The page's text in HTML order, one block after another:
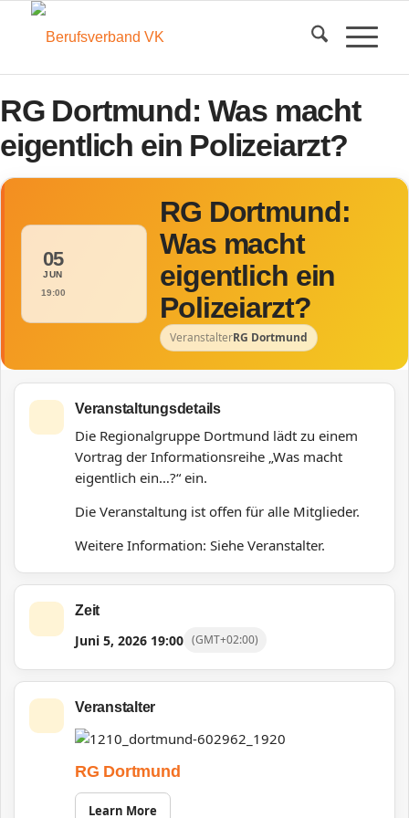
RG Dortmund: Was macht
eigentlich ein Polizeiarzt?
05
JUN
19:00
RG Dortmund:
Was macht
eigentlich ein
Polizeiarzt?
VeranstalterRG Dortmund
Veranstaltungsdetails
Die Regionalgruppe Dortmund lädt zu einem
Vortrag der Informationsreihe „Was macht
eigentlich ein…?“ ein.
Die Veranstaltung ist offen für alle Mitglieder.
Weitere Information: Siehe Veranstalter.
Zeit
Juni 5, 2026 19:00 (GMT+02:00)
Veranstalter
RG Dortmund
Learn More